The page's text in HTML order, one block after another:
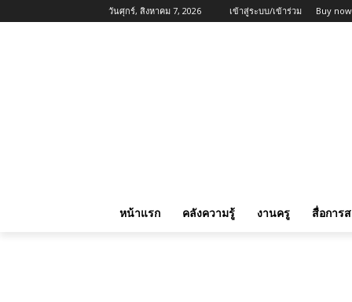
วันศุกร์, สิงหาคม 7, 2026 เข้าสู่ระบบ/เข้าร่วม Buy
หน้าแรก คลังความรู้ งานครู สื่อการ